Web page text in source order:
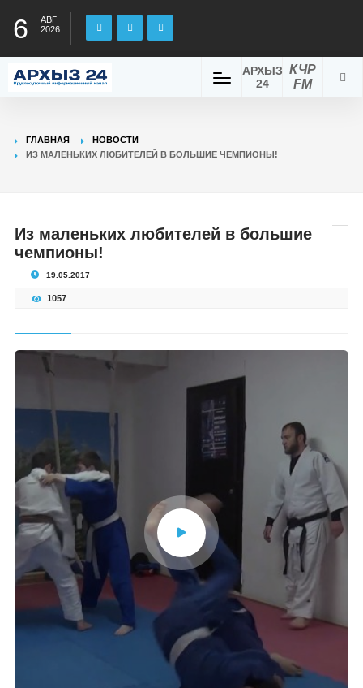
6
АВГ
2026
КЧР
FM
АРХЫЗ
24
ГЛАВНАЯ
НОВОСТИ
ИЗ МАЛЕНЬКИХ ЛЮБИТЕЛЕЙ В БОЛЬШИЕ ЧЕМПИОНЫ!
Из маленьких любителей в большие
чемпионы!
19.05.2017
1057